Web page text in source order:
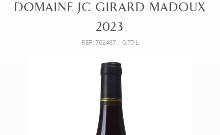
DOMAINE JC GIRARD-MADOUX
2023
REF: 762487 | 0,75 L